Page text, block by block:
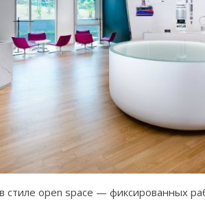
стиле open space — фиксированных